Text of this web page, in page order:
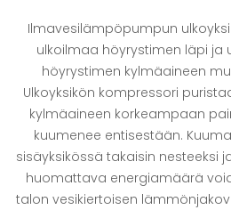
Ilmavesilämpöpumpun
ulkoilmaa höyrystimen läpi ja
höyrystimen kylmäaineen
Ulkoyksikön kompressori
kylmäaineen korkeampaan
kuumenee entisestään.
sisäyksikössä takaisin nesteeksi
huomattava energiamäärä
talon vesikiertoisen